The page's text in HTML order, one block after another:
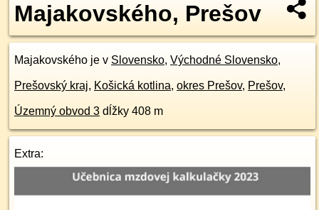
Majakovského, Prešov
Majakovského je v Slovensko, Východné Slovensko,
Prešovský kraj, Košická kotlina, okres Prešov, Prešov,
Územný obvod 3 dĺžky 408 m
Extra: